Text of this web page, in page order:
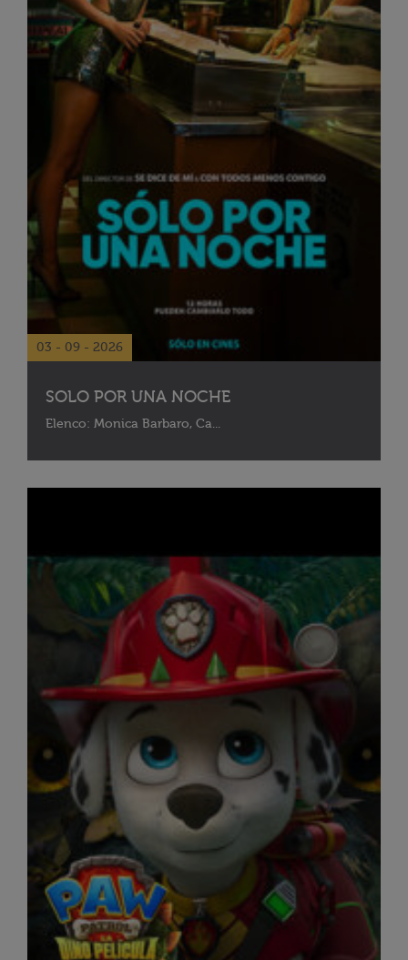
03 - 09 - 2026
SOLO POR UNA NOCHE
Elenco: Monica Barbaro, Ca...